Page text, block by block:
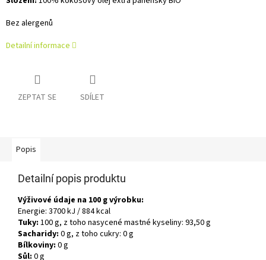
Bez alergenů
Detailní informace
ZEPTAT SE SDÍLET
Popis
Detailní popis produktu
Výživové údaje na 100 g výrobku:
Energie: 3700 kJ / 884 kcal
Tuky: 100 g, z toho nasycené mastné kyseliny: 93,50 g
Sacharidy: 0 g, z toho cukry: 0 g
Bílkoviny: 0 g
Sůl: 0 g